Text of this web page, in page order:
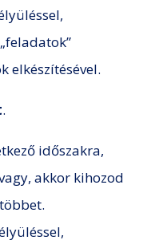
elkészítésével.
.
időszakra,
akkor kihozod